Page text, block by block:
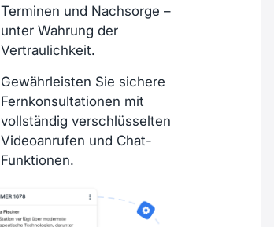
Terminen und Nachsorge –
unter Wahrung der
Vertraulichkeit.
Gewährleisten Sie sichere
Fernkonsultationen mit
vollständig verschlüsselten
Videoanrufen und Chat-
Funktionen.